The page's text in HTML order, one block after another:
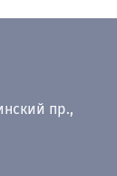
пр.,